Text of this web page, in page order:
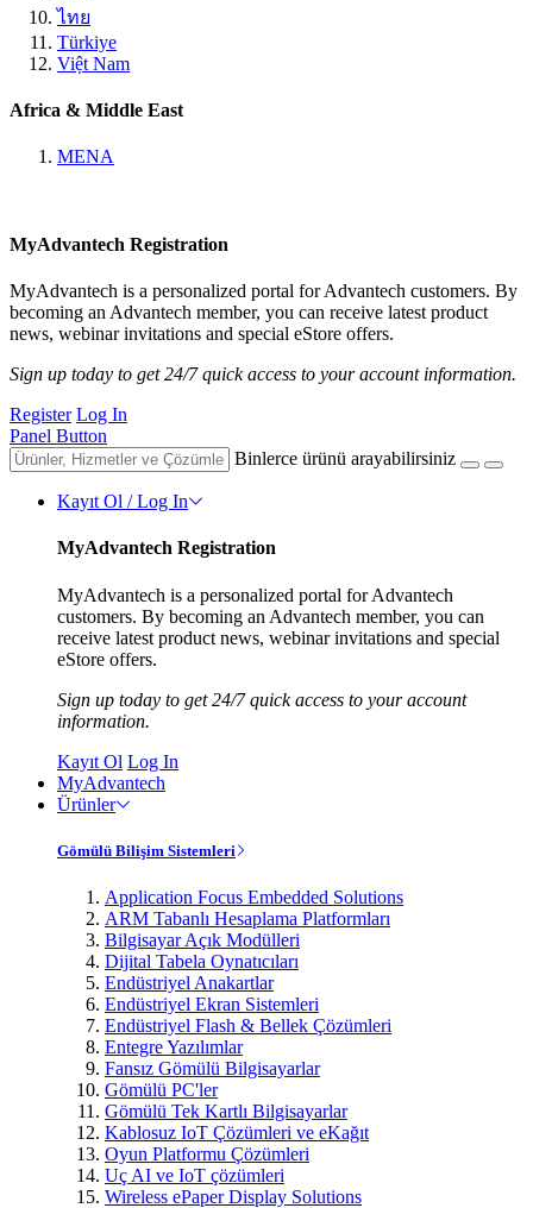
ไทย
Türkiye
Việt Nam
Africa & Middle East
MENA
MyAdvantech Registration
MyAdvantech is a personalized portal for Advantech customers. By
becoming an Advantech member, you can receive latest product
news, webinar invitations and special eStore offers.
Sign up today to get 24/7 quick access to your account information.
Register Log In
Panel Button
Binlerce ürünü arayabilirsiniz
Kayıt Ol / Log In
MyAdvantech Registration
MyAdvantech is a personalized portal for Advantech
customers. By becoming an Advantech member, you can
receive latest product news, webinar invitations and special
eStore offers.
Sign up today to get 24/7 quick access to your account
information.
Kayıt Ol Log In
MyAdvantech
Ürünler
Gömülü Bilişim Sistemleri
Application Focus Embedded Solutions
ARM Tabanlı Hesaplama Platformları
Bilgisayar Açık Modülleri
Dijital Tabela Oynatıcıları
Endüstriyel Anakartlar
Endüstriyel Ekran Sistemleri
Endüstriyel Flash & Bellek Çözümleri
Entegre Yazılımlar
Fansız Gömülü Bilgisayarlar
Gömülü PC'ler
Gömülü Tek Kartlı Bilgisayarlar
Kablosuz IoT Çözümleri ve eKağıt
Oyun Platformu Çözümleri
Uç AI ve IoT çözümleri
Wireless ePaper Display Solutions